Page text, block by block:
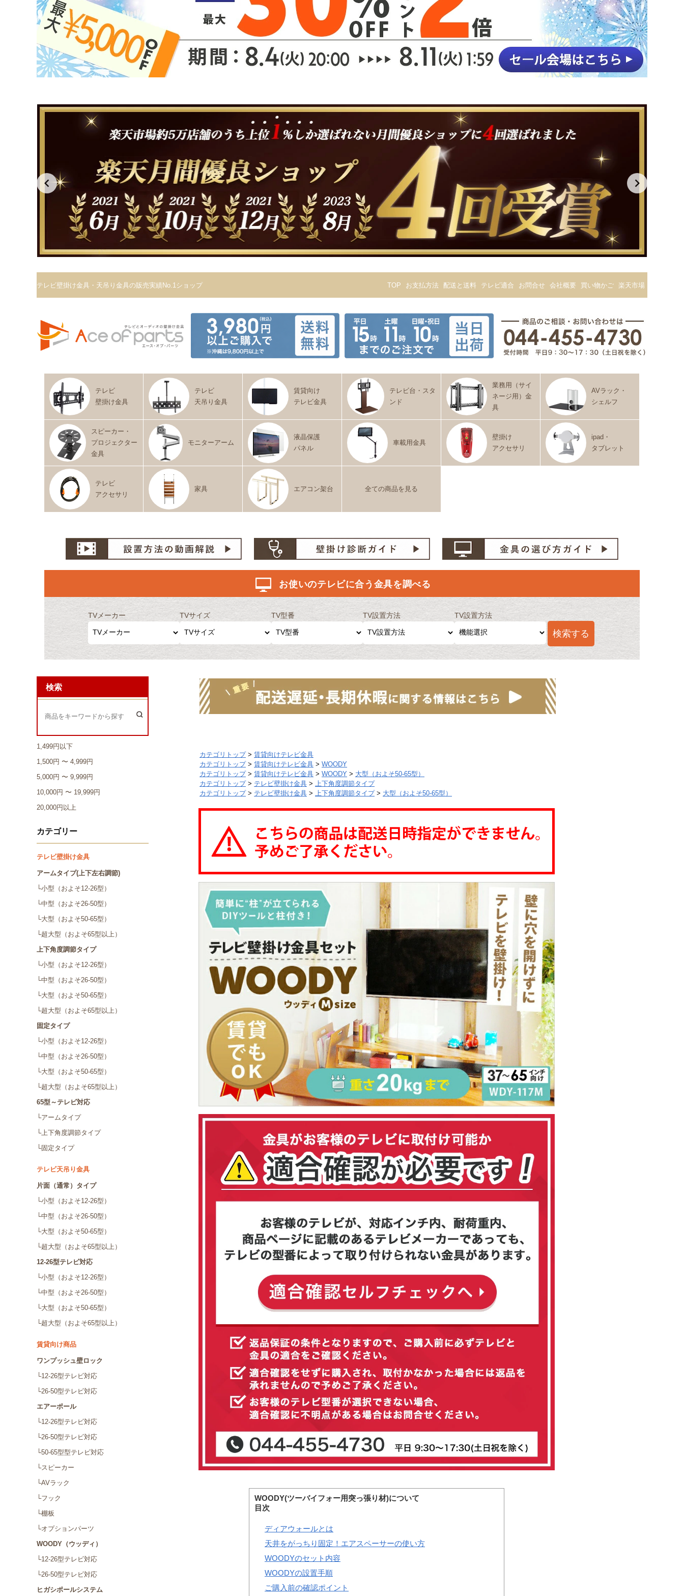
カテゴリトップ> 賃貸向けテレビ金具
カテゴリトップ> 賃貸向けテレビ金具 > WOODY
カテゴリトップ> 賃貸向けテレビ金具 > WOODY > 大型（およそ50-65型）
カテゴリトップ> テレビ壁掛け金具 > 上下角度調節タイプ
カテゴリトップ> テレビ壁掛け金具 > 上下角度調節タイプ> 大型（およそ50-65型）
WOODY(ツーバイフォー用突っ張り材)について
目次
ディアウォールとは
天井をがっちり固定！エアスペーサーの使い方
WOODYのセット内容
WOODYの設置手順
ご購入前の確認ポイント